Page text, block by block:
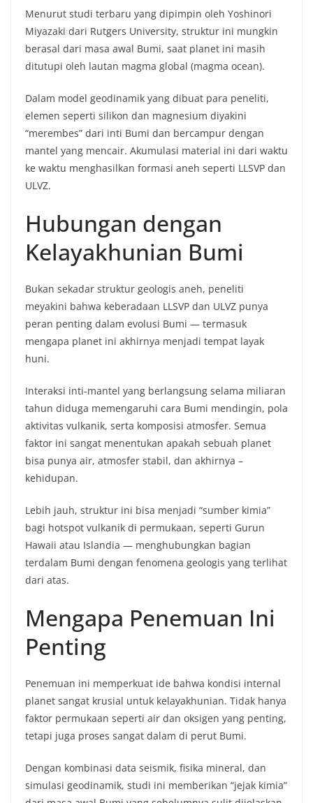
Menurut studi terbaru yang dipimpin oleh Yoshinori
Miyazaki dari Rutgers University, struktur ini mungkin
berasal dari masa awal Bumi, saat planet ini masih
ditutupi oleh lautan magma global (magma ocean).
Dalam model geodinamik yang dibuat para peneliti,
elemen seperti silikon dan magnesium diyakini
“merembes” dari inti Bumi dan bercampur dengan
mantel yang mencair. Akumulasi material ini dari waktu
ke waktu menghasilkan formasi aneh seperti LLSVP dan
ULVZ.
Hubungan dengan
Kelayakhunian Bumi
Bukan sekadar struktur geologis aneh, peneliti
meyakini bahwa keberadaan LLSVP dan ULVZ punya
peran penting dalam evolusi Bumi — termasuk
mengapa planet ini akhirnya menjadi tempat layak
huni.
Interaksi inti-mantel yang berlangsung selama miliaran
tahun diduga memengaruhi cara Bumi mendingin, pola
aktivitas vulkanik, serta komposisi atmosfer. Semua
faktor ini sangat menentukan apakah sebuah planet
bisa punya air, atmosfer stabil, dan akhirnya –
kehidupan.
Lebih jauh, struktur ini bisa menjadi “sumber kimia”
bagi hotspot vulkanik di permukaan, seperti Gurun
Hawaii atau Islandia — menghubungkan bagian
terdalam Bumi dengan fenomena geologis yang terlihat
dari atas.
Mengapa Penemuan Ini
Penting
Penemuan ini memperkuat ide bahwa kondisi internal
planet sangat krusial untuk kelayakhunian. Tidak hanya
faktor permukaan seperti air dan oksigen yang penting,
tetapi juga proses sangat dalam di perut Bumi.
Dengan kombinasi data seismik, fisika mineral, dan
simulasi geodinamik, studi ini memberikan “jejak kimia”